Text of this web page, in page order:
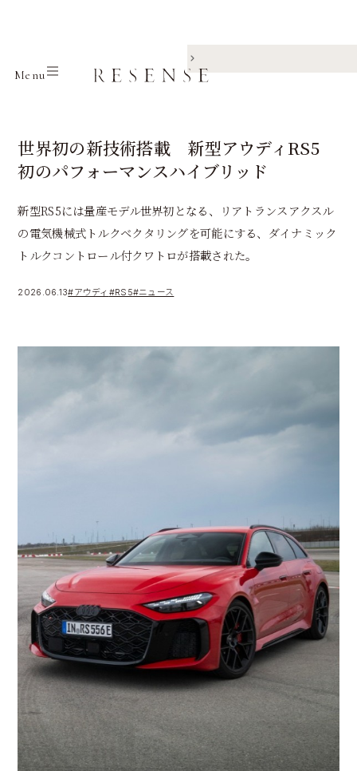
Menu
世界初の新技術搭載 新型アウディRS5
初のパフォーマンスハイブリッド
新型RS5には量産モデル世界初となる、リアトランスアクスル
の電気機械式トルクベクタリングを可能にする、ダイナミック
トルクコントロール付クワトロが搭載された。
2026.06.13#アウディ #RS5#ニュース